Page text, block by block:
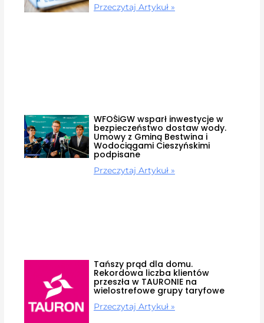
Przeczytaj Artykuł »
WFOŚiGW wsparł inwestycje w
bezpieczeństwo dostaw wody.
Umowy z Gminą Bestwina i
Wodociągami Cieszyńskimi
podpisane
Przeczytaj Artykuł »
Tańszy prąd dla domu.
Rekordowa liczba klientów
przeszła w TAURONIE na
wielostrefowe grupy taryfowe
Przeczytaj Artykuł »